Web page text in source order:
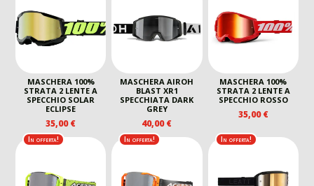
89,00 €.
MASCHERA 100%
STRATA 2 LENTE A
SPECCHIO SOLAR
ECLIPSE
35,00€
MASCHERA AIROH
BLAST XR1
SPECCHIATA DARK
GREY
40,00€
MASCHERA 100%
STRATA 2 LENTE A
SPECCHIO ROSSO
35,00€
In offerta! In offerta! In offerta!